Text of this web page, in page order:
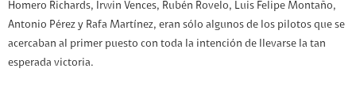
Homero Richards, Irwin Vences, Rubén Rovelo, Luis Felipe Montaño,
Antonio Pérez y Rafa Martínez, eran sólo algunos de los pilotos que se
acercaban al primer puesto con toda la intención de llevarse la tan
esperada victoria.